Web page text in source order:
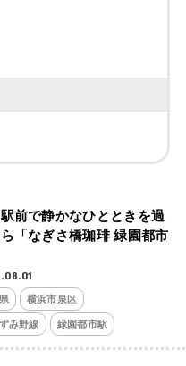
前で静かなひとときを過
「なぎさ橋珈琲 緑園都市
横浜市泉区
み野線 緑園都市駅